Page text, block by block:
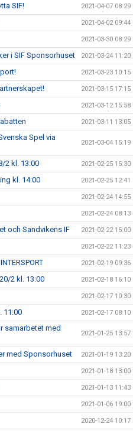
SIF! 2021-04-07 08:29
2021-04-02 09:44
2021-03-30 08:29
i SIF Sponsorhuset 2021-03-24 11:20
2021-03-23 10:15
2021-03-15 17:15
2021-03-12 15:58
2021-03-11 13:05
Spel via
2021-03-04 15:19
2 kl. 13:00 2021-02-25 15:30
kl. 14:00 2021-02-25 12:41
2021-02-24 14:55
2021-02-24 08:13
och Sandvikens IF 2021-02-22 15:00
2021-02-22 11:23
2021-02-19 09:36
2 kl. 13:00 2021-02-18 16:10
2021-02-17 10:30
11:00 2021-02-17 08:10
samarbetet med
2021-01-25 13:57
med Sponsorhuset 2021-01-19 13:20
2021-01-18 13:00
2021-01-13 11:43
2021-01-06 19:00
2020-12-24 10:17